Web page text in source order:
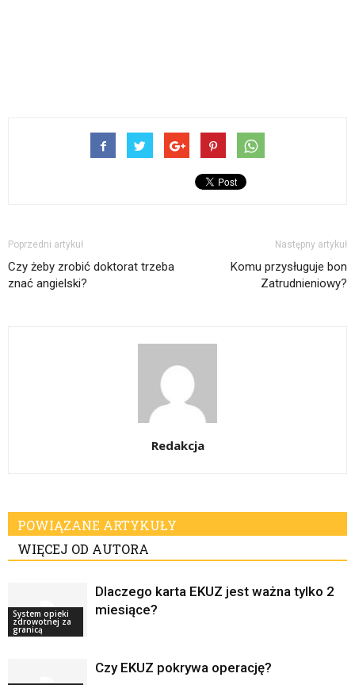
Poprzedni artykuł
Czy żeby zrobić doktorat trzeba
znać angielski?
Następny artykuł
Komu przysługuje bon
Zatrudnieniowy?
Redakcja
POWIĄZANE ARTYKUŁY
WIĘCEJ OD AUTORA
System opieki
zdrowotnej za
granicą
Dlaczego karta EKUZ jest ważna tylko 2
miesiące?
Czy EKUZ pokrywa operację?